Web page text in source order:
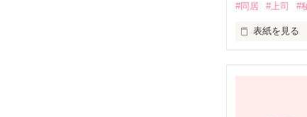
#同居 #上司 #
表紙を見る
※新井　未
広報部　勤